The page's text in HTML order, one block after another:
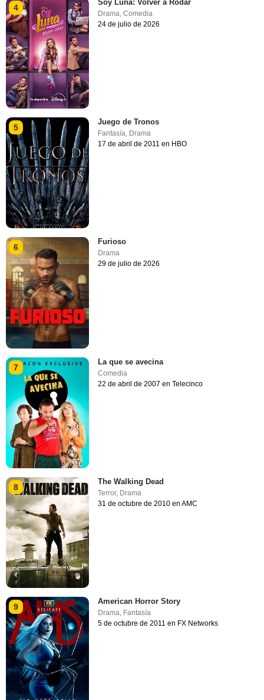
4
Soy Luna: Volver a Rodar
Drama ,Comedia
24 de julio de 2026
5
Juego de Tronos
Fantasía, Drama
17 de abril de 2011 en HBO
6
Furioso
Drama
29 de julio de 2026
7
La que se avecina
Comedia
22 de abril de 2007 en Telecinco
8
The Walking Dead
Terror, Drama
31 de octubre de 2010 en AMC
9
American Horror Story
Drama, Fantasía
5 de octubre de 2011 en FX Networks